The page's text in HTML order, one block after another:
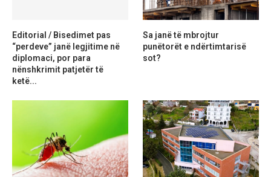
Editorial / Bisedimet pas
“perdeve” janë legjitime në
diplomaci, por para
nënshkrimit patjetër të
ketë...
Sa janë të mbrojtur
punëtorët e ndërtimtarisë
sot?